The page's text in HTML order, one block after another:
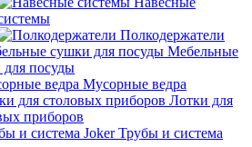
Полкодержатели
Мебельные
посуды
Мусорные ведра
Лотки для
приборов
Трубы и система